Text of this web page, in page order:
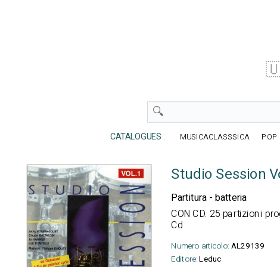
CATALOGUES : MUSICACLASSSICA POP
Studio Session
Partitura - batteria
CON CD. 25 partizioni
Cd
Numero articolo: AL29139
Editore:Leduc